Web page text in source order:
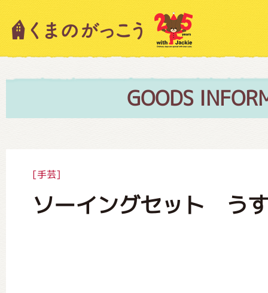
GOODS
[手芸]
ソーイングセット う
キャラクター紹介
絵本・作家紹介